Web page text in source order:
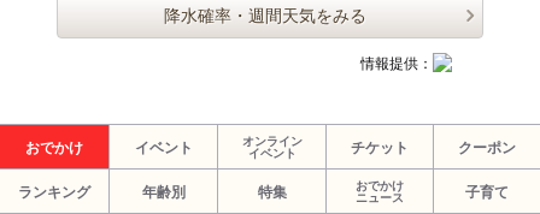
降水確率・週間天気をみる
情報提供：
おでかけ イベント
オンライン
イベント
チケット クーポン
ランキング 年齢別 特集
おでかけ
ニュース
子育て